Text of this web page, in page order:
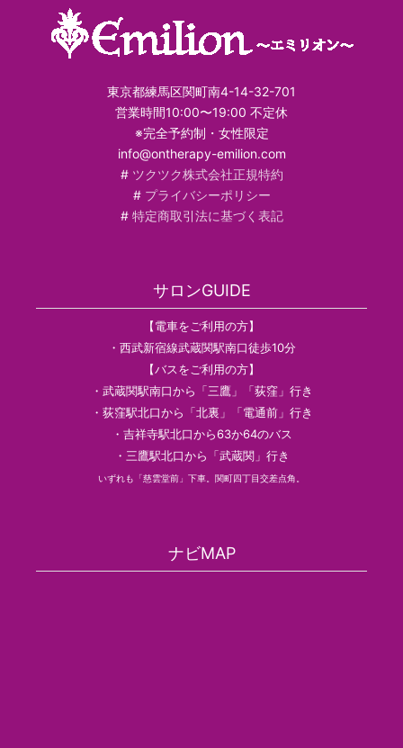
東京都練馬区関町南4-14-32-701
営業時間10:00〜19:00 不定休
※完全予約制・女性限定
info@ontherapy-emilion.com
# ツクツク株式会社正規特約
# プライバシーポリシー
# 特定商取引法に基づく表記
サロンGUIDE
【電車をご利用の方】
・西武新宿線武蔵関駅南口徒歩10分
【バスをご利用の方】
・武蔵関駅南口から「三鷹」「荻窪」行き
・荻窪駅北口から「北裏」「電通前」行き
・吉祥寺駅北口から63か64のバス
・三鷹駅北口から「武蔵関」行き
いずれも「慈雲堂前」下車。関町四丁目交差点角。
ナビMAP